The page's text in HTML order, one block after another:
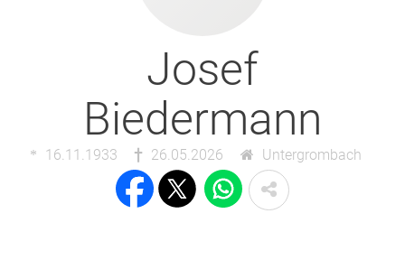
Josef
Biedermann
16.11.1933 26.05.2026 Untergrombach